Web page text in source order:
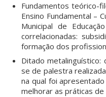
Fundamentos teórico-
Ensino Fundamental –
Municipal de
correlacionadas:
formação dos
Ditado
se de palestra
na qual foi
melhorar as práticas